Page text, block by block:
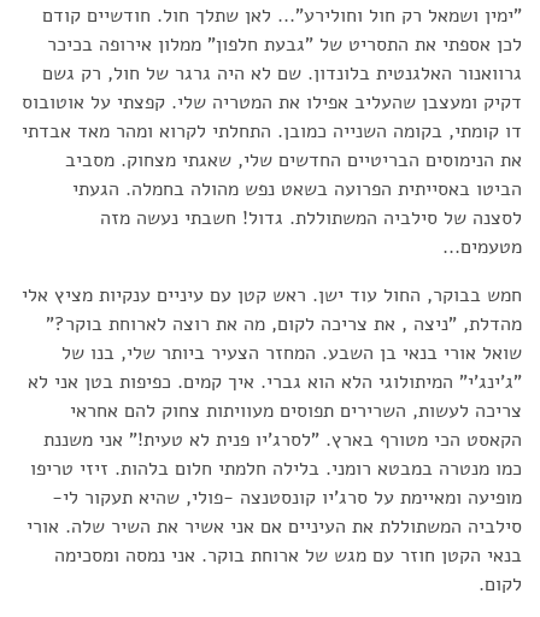
"ימין ושמאל רק חול וחולירע"... לאן שתלך חול. חודשיים קודם
לכן אספתי את התסריט של "גבעת חלפון" ממלון אירופה בכיכר
גרוואנור האלגנטית בלונדון. שם לא היה גרגר של חול, רק גשם
דקיק ומעצבן שהעליב אפילו את המטריה שלי. קפצתי על אוטובוס
דו קומתי, בקומה השנייה כמובן. התחלתי לקרוא ומהר מאד אבדתי
את הנימוסים הבריטיים החדשים שלי, שאגתי מצחוק. מסביב
הביטו באסייתית הפרועה בשאט נפש מהולה בחמלה. הגעתי
לסצנה של סילביה המשתוללת. גדול! חשבתי נעשה מזה
מטעמים...
חמש בבוקר, החול עוד ישן. ראש קטן עם עיניים ענקיות מציץ אלי
מהדלת, "ניצה , את צריכה לקום, מה את רוצה לארוחת בוקר?"
שואל אורי בנאי בן השבע. המחזר הצעיר ביותר שלי, בנו של
"ג'ינג'י" המיתולוגי הלא הוא גברי. איך קמים. כפיפות בטן אני לא
צריכה לעשות, השרירים תפוסים מעוויתות צחוק להם אחראי
הקאסט הכי מטורף בארץ. "לסרג'יו פנית לא טעית!" אני משננת
כמו מנטרה במבטא רומני. בלילה חלמתי חלום בלהות. זיזי טריפו
מופיעה ומאיימת על סרג'יו קונסטנצה -פולי, שהיא תעקור לי-
סילביה המשתוללת את העיניים אם אני אשיר את השיר שלה. אורי
בנאי הקטן חוזר עם מגש של ארוחת בוקר. אני נמסה ומסכימה
לקום.